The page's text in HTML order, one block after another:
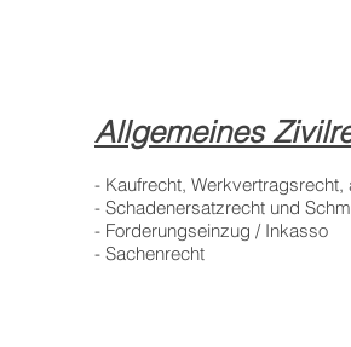
Allgemeines
- Kaufrecht,
- Schadenersatzrecht und
- Forderungseinzug / Inkasso
- Sachenrecht